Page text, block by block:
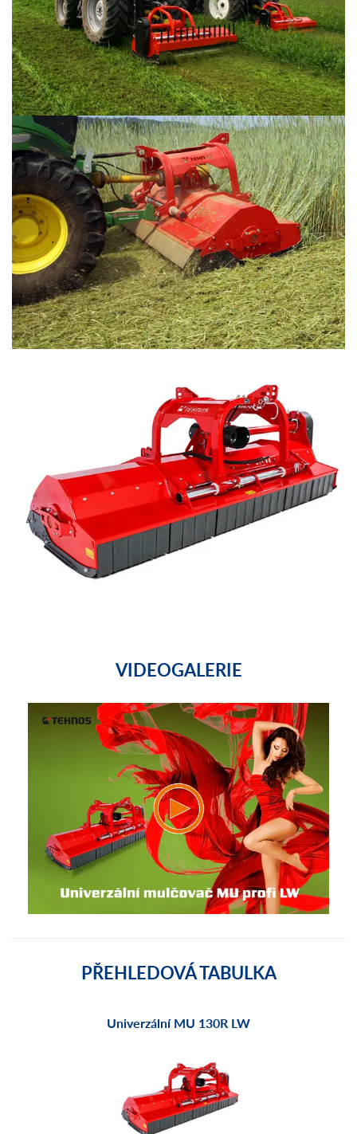
VIDEOGALERIE
PŘEHLEDOVÁ TABULKA
Univerzální MU 130R LW